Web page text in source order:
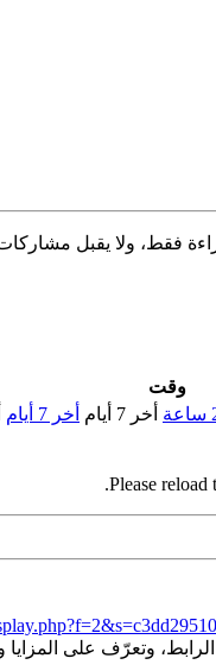
وقت
أخر 7 أيام أخر 7 أيام
Please reload
وتعرّف على